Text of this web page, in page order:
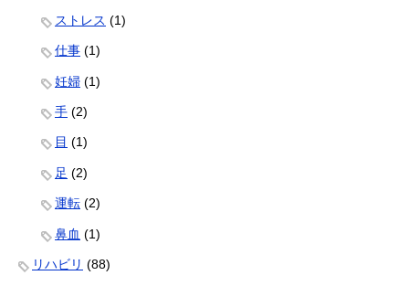
ストレス (1)
仕事 (1)
妊婦 (1)
手 (2)
目 (1)
足 (2)
運転 (2)
鼻血 (1)
リハビリ (88)